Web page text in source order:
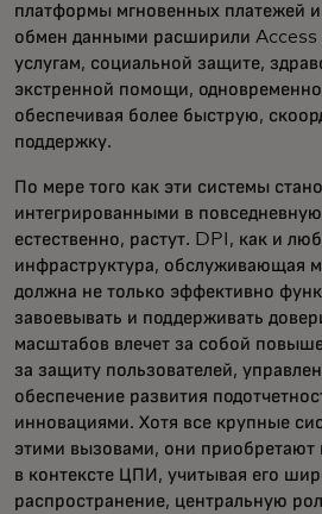
платформы мгновенных платежей
обмен данными расширили
услугам, социальной защите,
экстренной помощи,
обеспечивая более быструю,
поддержку.
По мере того как эти системы
интегрированными в
естественно, растут. DPI, как и
инфраструктура, обслуживающая
должна не только эффективно
завоевывать и поддерживать
масштабов влечет за собой
за защиту пользователей,
обеспечение развития
инновациями. Хотя все крупные
этими вызовами, они
в контексте ЦПИ, учитывая его
распространение, центральную